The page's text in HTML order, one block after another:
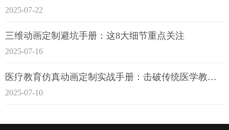
2025-07-22
三维动画定制避坑手册：这8大细节重点关注
2025-07-16
医疗教育仿真动画定制实战手册：击破传统医学教育7大痛点
2025-07-10